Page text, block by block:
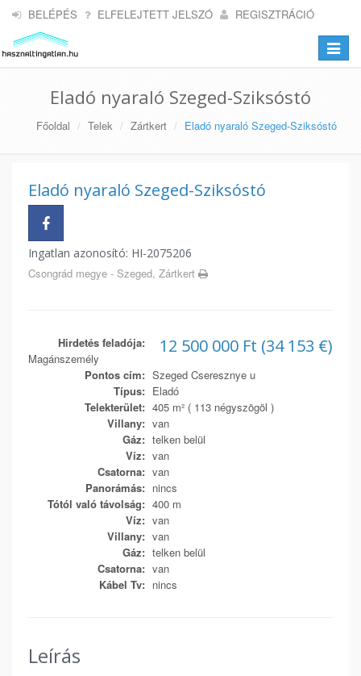
BELÉPÉS ELFELEJTETT JELSZÓ REGISZTRÁCIÓ
Toggle
Eladó nyaraló Szeged-Sziksóstó
Főoldal Telek Zártkert Eladó nyaraló Szeged-Sziksóstó
Eladó nyaraló Szeged-Sziksóstó
Ingatlan azonosító: HI-2075206
Csongrád megye - Szeged, Zártkert
12 500 000 Ft (34 153 €)
Hirdetés feladója:
Magánszemély
Pontos cím: Szeged Cseresznye u
Típus: Eladó
Telekterület: 405 m² ( 113 négyszögöl )
Villany: van
Gáz: telken belül
Víz: van
Csatorna: van
Panorámás: nincs
Tótól való távolság: 400 m
Víz: van
Villany: van
Gáz: telken belül
Csatorna: van
Kábel Tv: nincs
Leírás